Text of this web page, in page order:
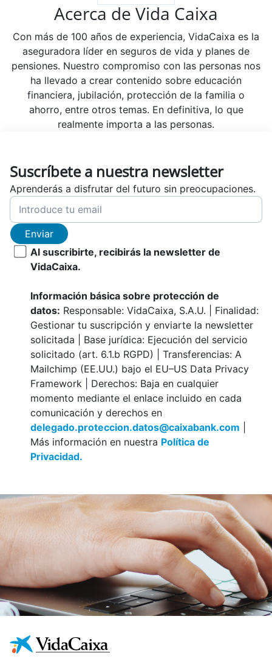
Acerca de Vida Caixa
Con más de 100 años de experiencia, VidaCaixa es la
aseguradora líder en seguros de vida y planes de
pensiones. Nuestro compromiso con las personas nos
ha llevado a crear contenido sobre educación
financiera, jubilación, protección de la familia o
ahorro, entre otros temas. En definitiva, lo que
realmente importa a las personas.
Suscríbete a nuestra newsletter
Aprenderás a disfrutar del futuro sin preocupaciones.
Enviar
Al suscribirte, recibirás la newsletter de
VidaCaixa.
Información básica sobre protección de
datos: Responsable: VidaCaixa, S.A.U. | Finalidad:
Gestionar tu suscripción y enviarte la newsletter
solicitada | Base jurídica: Ejecución del servicio
solicitado (art. 6.1.b RGPD) | Transferencias: A
Mailchimp (EE.UU.) bajo el EU–US Data Privacy
Framework | Derechos: Baja en cualquier
momento mediante el enlace incluido en cada
comunicación y derechos en
delegado.proteccion.datos@caixabank.com
Más información en nuestra Política de
Privacidad.